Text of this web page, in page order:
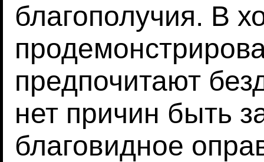
благополучия. В
предпочитают
нет причин быть
благовидное